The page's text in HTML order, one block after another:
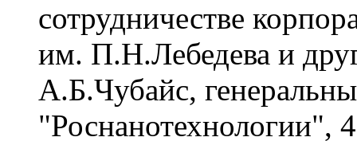
сотрудничестве
им. П.Н.Лебедева и
А.Б.Чубайс,
"Роснанотехнологии",